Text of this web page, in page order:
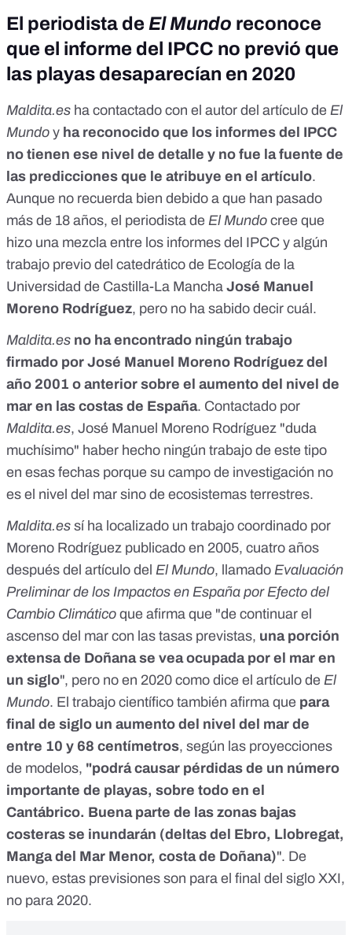
El periodista de El Mundo reconoce
que el informe del IPCC no previó que
las playas desaparecían en 2020
Maldita.es ha contactado con el autor del artículo de El
Mundo y ha reconocido que los informes del IPCC
no tienen ese nivel de detalle y no fue la fuente de
las predicciones que le atribuye en el artículo.
Aunque no recuerda bien debido a que han pasado
más de 18 años, el periodista de El Mundo cree que
hizo una mezcla entre los informes del IPCC y algún
trabajo previo del catedrático de Ecología de la
Universidad de Castilla-La Mancha José Manuel
Moreno Rodríguez, pero no ha sabido decir cuál.
Maldita.es no ha encontrado ningún trabajo
firmado por José Manuel Moreno Rodríguez del
año 2001 o anterior sobre el aumento del nivel de
mar en las costas de España. Contactado por
Maldita.es, José Manuel Moreno Rodríguez "duda
muchísimo" haber hecho ningún trabajo de este tipo
en esas fechas porque su campo de investigación no
es el nivel del mar sino de ecosistemas terrestres.
Maldita.es sí ha localizado un trabajo coordinado por
Moreno Rodríguez publicado en 2005, cuatro años
después del artículo del El Mundo, llamado Evaluación
Preliminar de los Impactos en España por Efecto del
Cambio Climático que afirma que "de continuar el
ascenso del mar con las tasas previstas, una porción
extensa de Doñana se vea ocupada por el mar en
un siglo", pero no en 2020 como dice el artículo de El
Mundo. El trabajo científico también afirma que para
final de siglo un aumento del nivel del mar de
entre 10 y 68 centímetros, según las proyecciones
de modelos, "podrá causar pérdidas de un número
importante de playas, sobre todo en el
Cantábrico. Buena parte de las zonas bajas
costeras se inundarán (deltas del Ebro, Llobregat,
Manga del Mar Menor, costa de Doñana)". De
nuevo, estas previsiones son para el final del siglo XXI,
no para 2020.